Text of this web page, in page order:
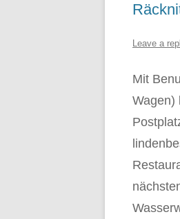
Leave a
Mit
Wagen)